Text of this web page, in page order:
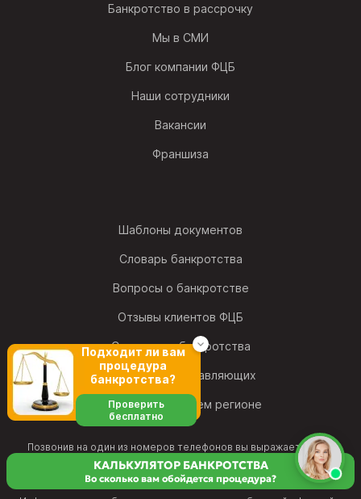
Банкротство в рассрочку
Мы в СМИ
Блог компании ФЦБ
Наши сотрудники
Вакансии
Франшиза
Шаблоны документов
Словарь банкротства
Вопросы о банкротстве
Отзывы клиентов ФЦБ
Статистика банкротства
Рейтинг фин. управляющих
Найти офис в своем регионе
Позвонив на один из номеров телефонов вы выражаете свое
согласие на обработку персональных данныхи подтверждаете свое
политикой конфиденциальности и принимаете условия
Пользовательского соглашения.
КАЛЬКУЛЯТОР БАНКРОТСТВА
Во сколько вам обойдется процедура?
Подходит ли вам
процедура
банкротства?
Проверить
бесплатно